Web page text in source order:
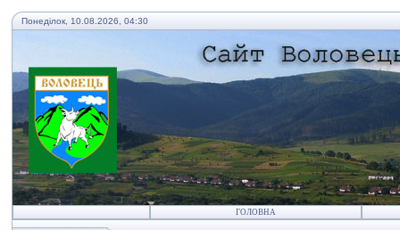
Понеділок, 10.08.2026, 04:30
ГОЛОВНА